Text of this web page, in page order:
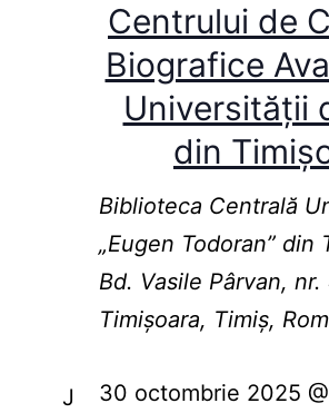
Centrului de
Biografice
Universității
din
Biblioteca Centrală
„Eugen Todoran” din
Bd. Vasile Pârvan, nr.
Timișoara, Timiș,
J
30 octombrie 2025